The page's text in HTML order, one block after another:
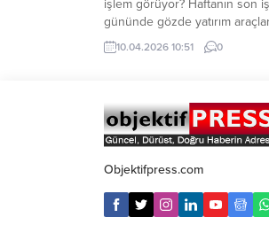
işlem görüyor? Haftanın son
gününde gözde yatırım
altında hareketlilik devam
fiyatları güne hafif dalgalı
etkisini sürdürüyor. Gram altın
saat 10.44...
10.04.2026 10:51 0
Objektifpress.com